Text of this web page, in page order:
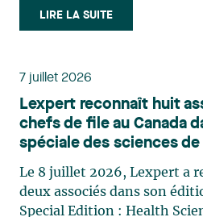
acquisitions, des
d'envergure, d’opérations
de transactions
réorganisations et
et sur la scène
internationales et des
sélection rigoureux, fondé
issues du lectorat,
par un jury indépendant
l'ensemble du Canada.
appartient à toute une
l'ensemble des membres du
famille: Victoria Cohene,
Harnois, Awatif Lakhdar,
Kassandra Roberge, Adnana
LIRE LA SUITE
7 juillet 2026
Lexpert reconnaît huit
chefs de file au Canada
spéciale des sciences
Le 8 juillet 2026, Lexpert a
deux associés dans son
Special Edition : Health